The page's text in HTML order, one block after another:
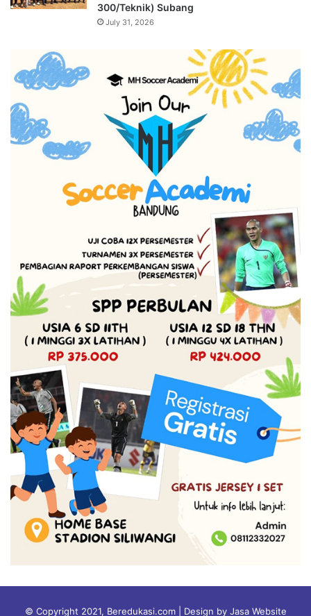
300/Teknik) Subang
July 31, 2026
© Copyright 2021, Beredukasi.com | Design by Jasa Website